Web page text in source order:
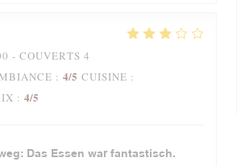
- COUVERTS 4
: 4/5 CUISINE :
: 4/5
Das Essen war fantastisch.